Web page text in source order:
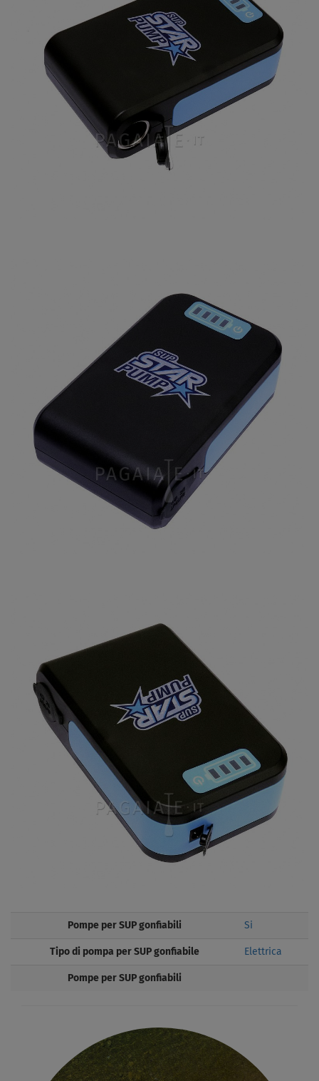
Pompe per SUP gonfiabili Si
Tipo di pompa per SUP gonfiabile Elettrica
Pompe per SUP gonfiabili